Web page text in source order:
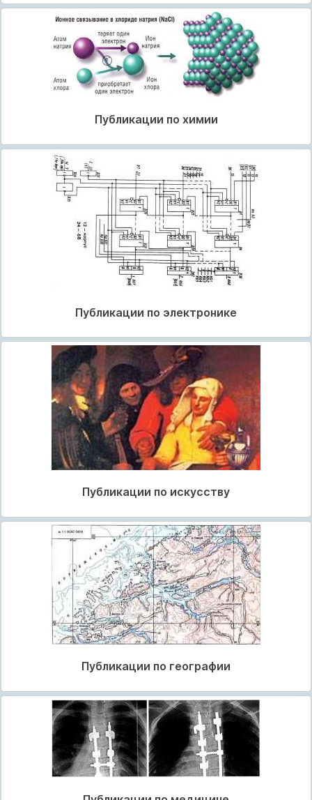
Публикации по химии
Публикации по электронике
Публикации по искусству
Публикации по географии